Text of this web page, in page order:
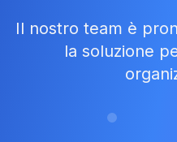
Il nostro team è
la soluzione